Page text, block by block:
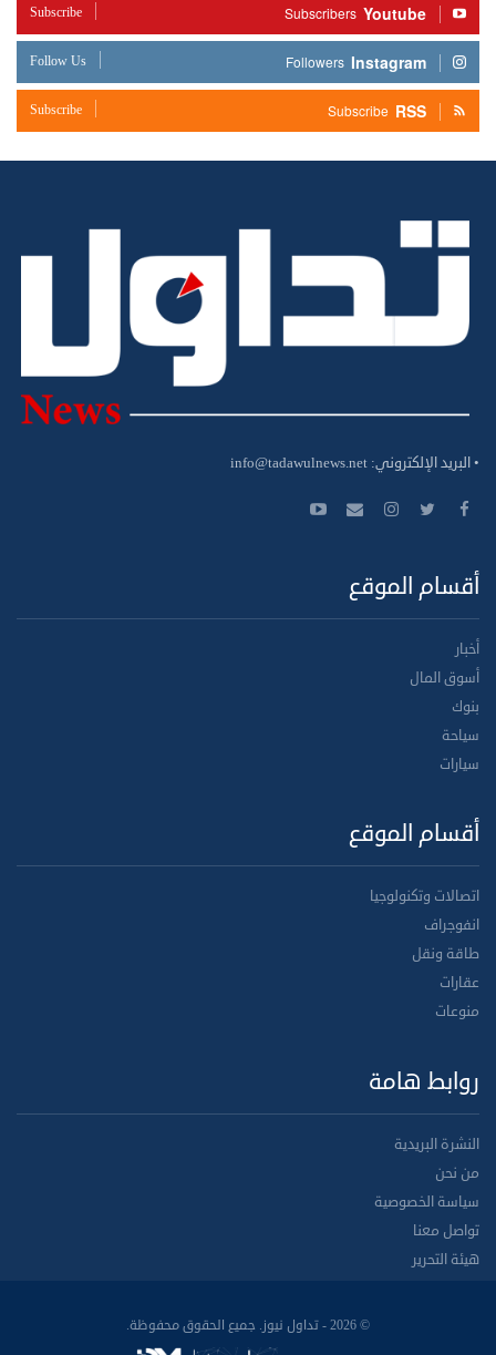
Youtube
Subscribers
Subscribe
Instagram
Followers
Follow Us
RSS
Subscribe
Subscribe
• البريد الإلكتروني: info@tadawulnews.net
أقسام الموقع
أخبار
أسوق المال
بنوك
سياحة
سيارات
أقسام الموقع
اتصالات وتكنولوجيا
انفوجراف
طاقة ونقل
عقارات
منوعات
روابط هامة
النشرة البريدية
من نحن
سياسة الخصوصية
تواصل معنا
هيئة التحرير
© 2026 - تداول نيوز. جميع الحقوق محفوظة.